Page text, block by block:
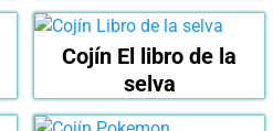
Cojín El libro de la
selva